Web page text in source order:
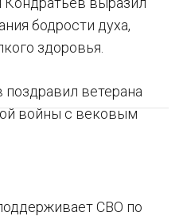
бодрости духа,
здоровья.
ветерана
войны с вековым
СВО по